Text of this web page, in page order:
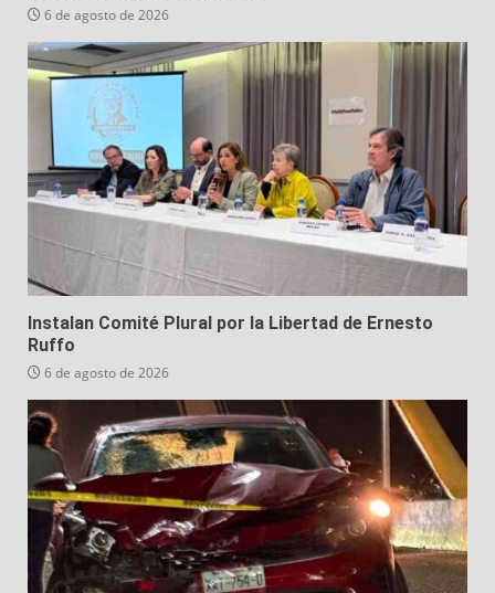
6 de agosto de 2026
Instalan Comité Plural por la Libertad de Ernesto
Ruffo
6 de agosto de 2026